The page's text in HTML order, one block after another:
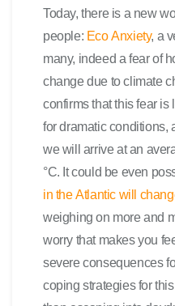
Today, there is a new
people: Eco Anxiety, a
many, indeed a fear of
change due to climate
confirms that this fear
for dramatic conditions,
we will arrive at an
°C. It could be even
in the Atlantic will
weighing on more and
worry that makes you
severe consequences
coping strategies for